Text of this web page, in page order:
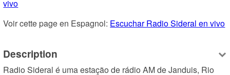
vivo
Voir cette page en Espagnol: Escuchar Radio Sideral en vivo
Description
Radio Sideral é uma estação de rádio AM de Janduis, Rio